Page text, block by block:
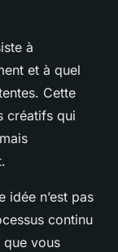
à
et à quel
Cette
créatifs qui
idée n’est pas
continu
vous